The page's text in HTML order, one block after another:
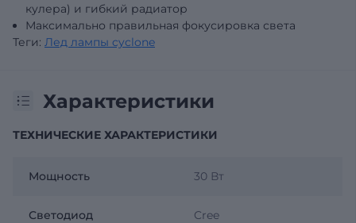
кулера) и гибкий радиатор
Максимально правильная фокусировка света
Теги: Лед лампы cyclone
Характеристики
ТЕХНИЧЕСКИЕ ХАРАКТЕРИСТИКИ
Мощность 30 Вт
Светодиод Cree